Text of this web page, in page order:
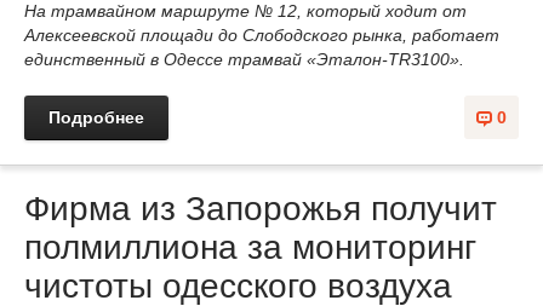
На трамвайном маршруте № 12, который ходит от
Алексеевской площади до Слободского рынка, работает
единственный в Одессе трамвай «Эталон-TR3100».
0
Подробнее
Фирма из Запорожья получит
полмиллиона за мониторинг
чистоты одесского воздуха